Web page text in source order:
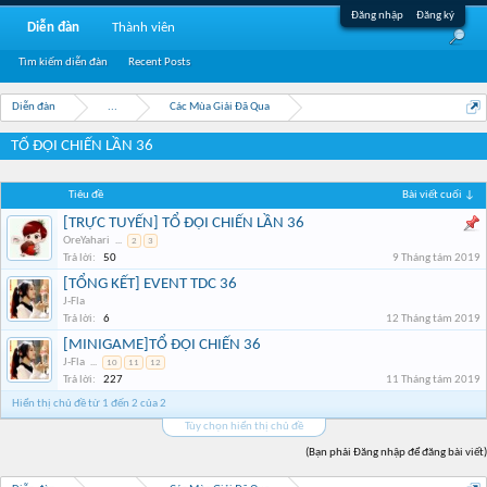
Đăng nhập Đăng ký
Diễn đàn ... Các Mùa Giải Đã Qua
TỔ ĐỘI CHIẾN LẦN 36
Tiêu đề Bài viết cuối ↓
[TRỰC TUYẾN] TỔ ĐỘI CHIẾN LẦN 36
OreYahari ... 2 3
Trả lời: 50 9 Tháng tám 2019
[TỔNG KẾT] EVENT TDC 36
J-Fla
Trả lời:
6 12 Tháng tám 2019
[MINIGAME]TỔ ĐỘI CHIẾN 36
J-Fla ... 10 11 12
Trả lời: 227
11 Tháng tám 2019
Hiển thị chủ đề từ 1 đến 2 của 2
Tùy chọn hiển thị chủ đề
(Bạn phải Đăng nhập để đăng bài viết)
Diễn đàn
Tìm kiếm diễn đàn Recent Posts
Thành viên